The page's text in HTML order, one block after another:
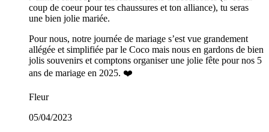
coup de coeur pour tes chaussures et ton alliance), tu seras
une bien jolie mariée.
Pour nous, notre journée de mariage s’est vue grandement
allégée et simplifiée par le Coco mais nous en gardons de bien
jolis souvenirs et comptons organiser une jolie fête pour nos 5
ans de mariage en 2025. ❤️
Fleur
05/04/2023